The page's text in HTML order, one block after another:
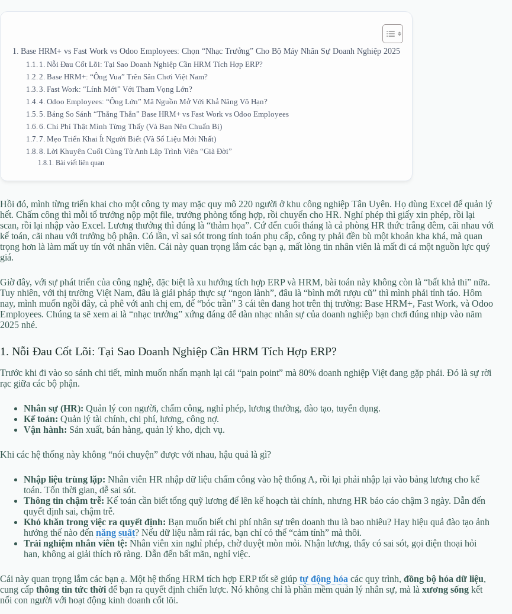
Base HRM+ vs Fast Work vs Odoo Employees: Chọn “Nhạc Trưởng” Cho Bộ Máy Nhân Sự Doanh Nghiệp 2025
1. Nỗi Đau Cốt Lõi: Tại Sao Doanh Nghiệp Cần HRM Tích Hợp ERP?
2. Base HRM+: “Ông Vua” Trên Sân Chơi Việt Nam?
3. Fast Work: “Lính Mới” Với Tham Vọng Lớn?
4. Odoo Employees: “Ông Lớn” Mã Nguồn Mở Với Khả Năng Vô Hạn?
5. Bảng So Sánh “Thẳng Thắn” Base HRM+ vs Fast Work vs Odoo Employees
6. Chi Phí Thật Mình Từng Thấy (Và Bạn Nên Chuẩn Bị)
7. Mẹo Triển Khai Ít Người Biết (Và Số Liệu Mới Nhất)
8. Lời Khuyên Cuối Cùng Từ Anh Lập Trình Viên “Già Đời”
Bài viết liên quan
Hồi đó, mình từng triển khai cho một công ty may mặc quy mô 220 người ở khu công nghiệp Tân Uyên. Họ dùng Excel để quản lý
hết. Chấm công thì mỗi tổ trưởng nộp một file, trưởng phòng tổng hợp, rồi chuyển cho HR. Nghỉ phép thì giấy xin phép, rồi lại
scan, rồi lại nhập vào Excel. Lương thưởng thì đúng là “thảm họa”. Cứ đến cuối tháng là cả phòng HR thức trắng đêm, cãi nhau với
kế toán, cãi nhau với trưởng bộ phận. Có lần, vì sai sót trong tính toán phụ cấp, công ty phải đền bù một khoản kha khá, mà quan
trọng hơn là làm mất uy tín với nhân viên. Cái này quan trọng lắm các bạn ạ, mất lòng tin nhân viên là mất đi cả một nguồn lực quý
giá.
Giờ đây, với sự phát triển của công nghệ, đặc biệt là xu hướng tích hợp ERP và HRM, bài toán này không còn là “bất khả thi” nữa.
Tuy nhiên, với thị trường Việt Nam, đâu là giải pháp thực sự “ngon lành”, đâu là “bình mới rượu cũ” thì mình phải tỉnh táo. Hôm
nay, mình muốn ngồi đây, cà phê với anh chị em, để “bóc trần” 3 cái tên đang hot trên thị trường: Base HRM+, Fast Work, và Odoo
Employees. Chúng ta sẽ xem ai là “nhạc trưởng” xứng đáng để dàn nhạc nhân sự của doanh nghiệp bạn chơi đúng nhịp vào năm
2025 nhé.
1. Nỗi Đau Cốt Lõi: Tại Sao Doanh Nghiệp Cần HRM Tích Hợp ERP?
Trước khi đi vào so sánh chi tiết, mình muốn nhấn mạnh lại cái “pain point” mà 80% doanh nghiệp Việt đang gặp phải. Đó là sự rời
rạc giữa các bộ phận.
Nhân sự (HR): Quản lý con người, chấm công, nghỉ phép, lương thưởng, đào tạo, tuyển dụng.
Kế toán: Quản lý tài chính, chi phí, lương, công nợ.
Vận hành: Sản xuất, bán hàng, quản lý kho, dịch vụ.
Khi các hệ thống này không “nói chuyện” được với nhau, hậu quả là gì?
Nhập liệu trùng lặp: Nhân viên HR nhập dữ liệu chấm công vào hệ thống A, rồi lại phải nhập lại vào bảng lương cho kế
toán. Tốn thời gian, dễ sai sót.
Thông tin chậm trễ: Kế toán cần biết tổng quỹ lương để lên kế hoạch tài chính, nhưng HR báo cáo chậm 3 ngày. Dẫn đến
quyết định sai, chậm trễ.
Khó khăn trong việc ra quyết định: Bạn muốn biết chi phí nhân sự trên doanh thu là bao nhiêu? Hay hiệu quả đào tạo ảnh
hưởng thế nào đến năng suất? Nếu dữ liệu nằm rải rác, bạn chỉ có thể “cảm tính” mà thôi.
Trải nghiệm nhân viên tệ: Nhân viên xin nghỉ phép, chờ duyệt mòn mỏi. Nhận lương, thấy có sai sót, gọi điện thoại hỏi
han, không ai giải thích rõ ràng. Dẫn đến bất mãn, nghỉ việc.
Cái này quan trọng lắm các bạn ạ. Một hệ thống HRM tích hợp ERP tốt sẽ giúp tự động hóa các quy trình, đồng bộ hóa dữ liệu,
cung cấp thông tin tức thời để bạn ra quyết định chiến lược. Nó không chỉ là phần mềm quản lý nhân sự, mà là xương sống kết
nối con người với hoạt động kinh doanh cốt lõi.